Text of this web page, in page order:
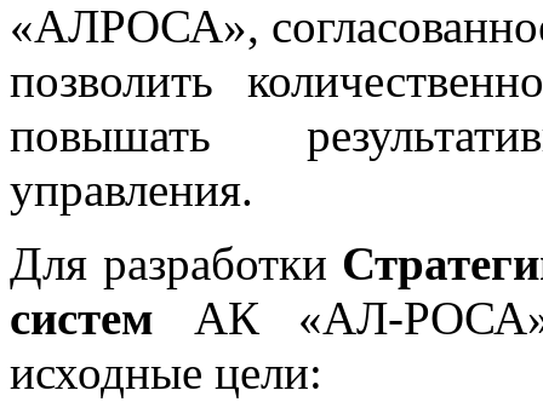
«АЛРОСА»,
позволить
повышать
управления.
Для разработки
систем АК «АЛ-РОСА»
исходные цели: